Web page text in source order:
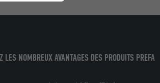
LES NOMBREUX AVANTAGES DES PRODUITS PREFA
le site